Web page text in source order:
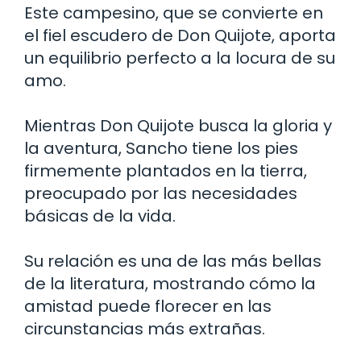
Este campesino, que se convierte en
el fiel escudero de Don Quijote, aporta
un equilibrio perfecto a la locura de su
amo.
Mientras Don Quijote busca la gloria y
la aventura, Sancho tiene los pies
firmemente plantados en la tierra,
preocupado por las necesidades
básicas de la vida.
Su relación es una de las más bellas
de la literatura, mostrando cómo la
amistad puede florecer en las
circunstancias más extrañas.